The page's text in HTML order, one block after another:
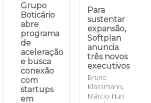
Grupo
Boticário
abre
programa
de
aceleração
e busca
conexão
com
startups
em
Para
sustentar
expansão,
Softplan
anuncia
três novos
executivos
Bruno
Klassmann,
Márcio Huri